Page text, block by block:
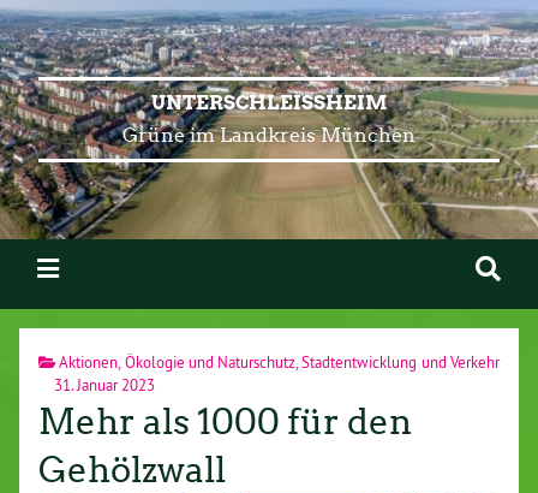
UNTERSCHLEISSHEIM
Grüne im Landkreis München
Aktionen Ökologie und Naturschutz ,Stadtentwicklung und Verkehr
31. Januar 2023
Mehr als 1000 für den
Gehölzwall